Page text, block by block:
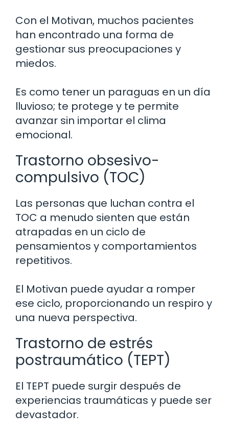
Con el Motivan, muchos pacientes
han encontrado una forma de
gestionar sus preocupaciones y
miedos.
Es como tener un paraguas en un día
lluvioso; te protege y te permite
avanzar sin importar el clima
emocional.
Trastorno obsesivo-
compulsivo (TOC)
Las personas que luchan contra el
TOC a menudo sienten que están
atrapadas en un ciclo de
pensamientos y comportamientos
repetitivos.
El Motivan puede ayudar a romper
ese ciclo, proporcionando un respiro y
una nueva perspectiva.
Trastorno de estrés
postraumático (TEPT)
El TEPT puede surgir después de
experiencias traumáticas y puede ser
devastador.